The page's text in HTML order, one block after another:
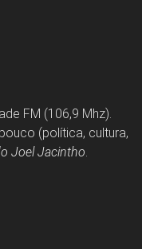
FM (106,9 Mhz).
(política, cultura,
Joel Jacintho